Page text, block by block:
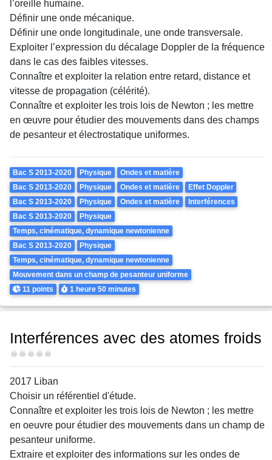
l’oreille humaine.
Définir une onde mécanique.
Définir une onde longitudinale, une onde transversale.
Exploiter l’expression du décalage Doppler de la fréquence
dans le cas des faibles vitesses.
Connaître et exploiter la relation entre retard, distance et
vitesse de propagation (célérité).
Connaître et exploiter les trois lois de Newton ; les mettre
en œuvre pour étudier des mouvements dans des champs
de pesanteur et électrostatique uniformes.
Theme
Bac S 2013-2020 Physique
Ondes et matière
Bac S 2013-2020
Physique Ondes et matière
Effet Doppler
Bac S 2013-2020
Physique Ondes et matière
Interférences
Bac S 2013-2020
Physique
Temps, cinématique, dynamique newtonienne
Bac S 2013-2020
Physique
Temps, cinématique, dynamique newtonienne
Mouvement dans un champ de pesanteur uniforme
Points
11 points Durée
1 heure50 minutes
Interférences avec des atomes froids
Difficulté
2017 Liban
Choisir un référentiel d'étude.
Connaître et exploiter les trois lois de Newton ; les mettre
en oeuvre pour étudier des mouvements dans un champ de
pesanteur uniforme.
Extraire et exploiter des informations sur les ondes de